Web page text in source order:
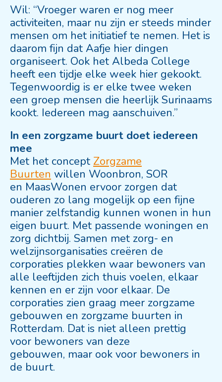
Wil: “Vroeger waren er nog meer
activiteiten, maar nu zijn er steeds minder
mensen om het initiatief te nemen. Het is
daarom fijn dat Aafje hier dingen
organiseert. Ook het Albeda College
heeft een tijdje elke week hier gekookt.
Tegenwoordig is er elke twee weken
een groep mensen die heerlijk Surinaams
kookt. Iedereen mag aanschuiven.”
In een zorgzame buurt doet iedereen
mee
Met het concept Zorgzame
Buurten willen Woonbron, SOR
en MaasWonen ervoor zorgen dat
ouderen zo lang mogelijk op een fijne
manier zelfstandig kunnen wonen in hun
eigen buurt. Met passende woningen en
zorg dichtbij. Samen met zorg- en
welzijnsorganisaties creëren de
corporaties plekken waar bewoners van
alle leeftijden zich thuis voelen, elkaar
kennen en er zijn voor elkaar. De
corporaties zien graag meer zorgzame
gebouwen en zorgzame buurten in
Rotterdam. Dat is niet alleen prettig
voor bewoners van deze
gebouwen, maar ook voor bewoners in
de buurt.